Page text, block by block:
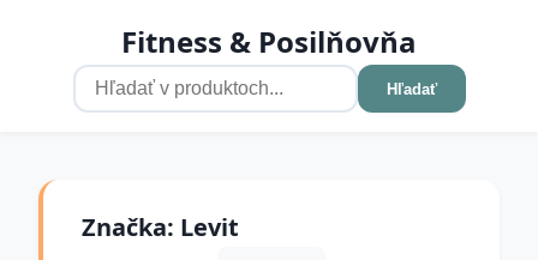
Fitness & Posilňovňa
Hľadať
Značka: Levit